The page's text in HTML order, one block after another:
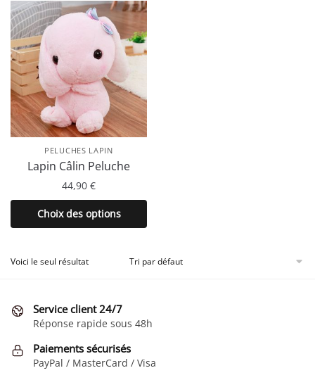
PELUCHES LAPIN
Lapin Câlin Peluche
44,90 €
Choix des options
Ce
produit
plusieurs
options
peuvent
être
choisies
Voici le seul résultat
Service client 24/7
Réponse rapide sous 48h
Paiements sécurisés
PayPal / MasterCard / Visa